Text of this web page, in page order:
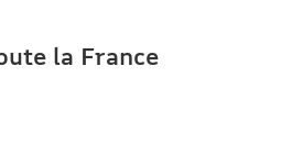
la France